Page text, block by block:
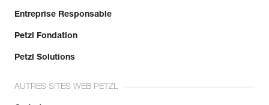
Entreprise Responsable
Petzl Fondation
Petzl Solutions
AUTRES SITES WEB PETZL